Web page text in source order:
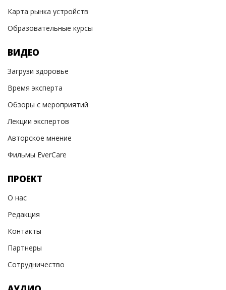
Карта рынка устройств
Образовательные курсы
ВИДЕО
Загрузи здоровье
Время эксперта
Обзоры с мероприятий
Лекции экспертов
Авторское мнение
Фильмы EverCare
ПРОЕКТ
О нас
Редакция
Контакты
Партнеры
Сотрудничество